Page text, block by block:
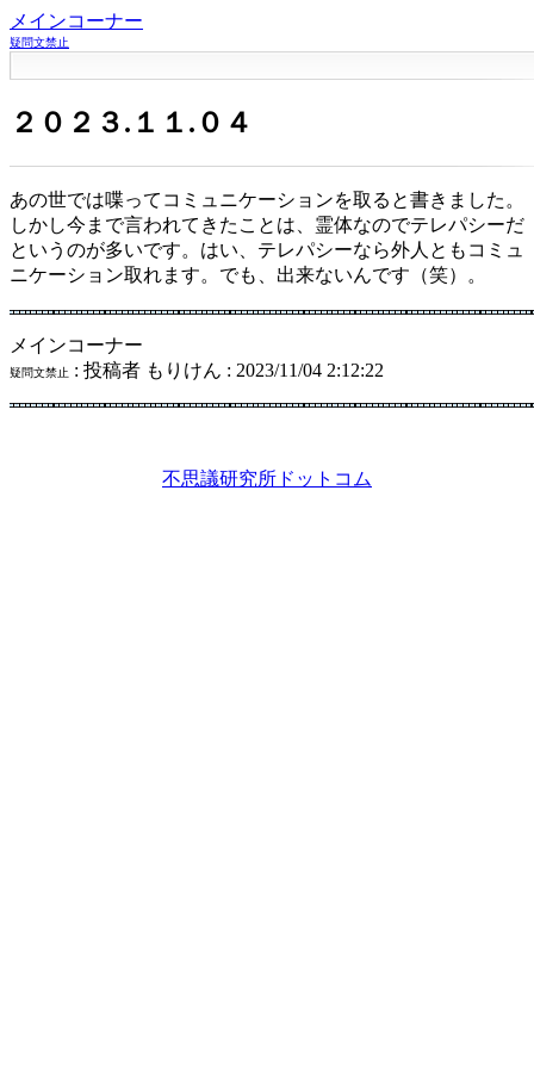
メインコーナー
疑問文禁止
２０２３.１１.０４
あの世では喋ってコミュニケーションを取ると書きました。
しかし今まで言われてきたことは、霊体なのでテレパシーだ
というのが多いです。はい、テレパシーなら外人ともコミュ
ニケーション取れます。でも、出来ないんです（笑）。
メインコーナー
疑問文禁止 : 投稿者 もりけん : 2023/11/04 2:12:22
不思議研究所ドットコム